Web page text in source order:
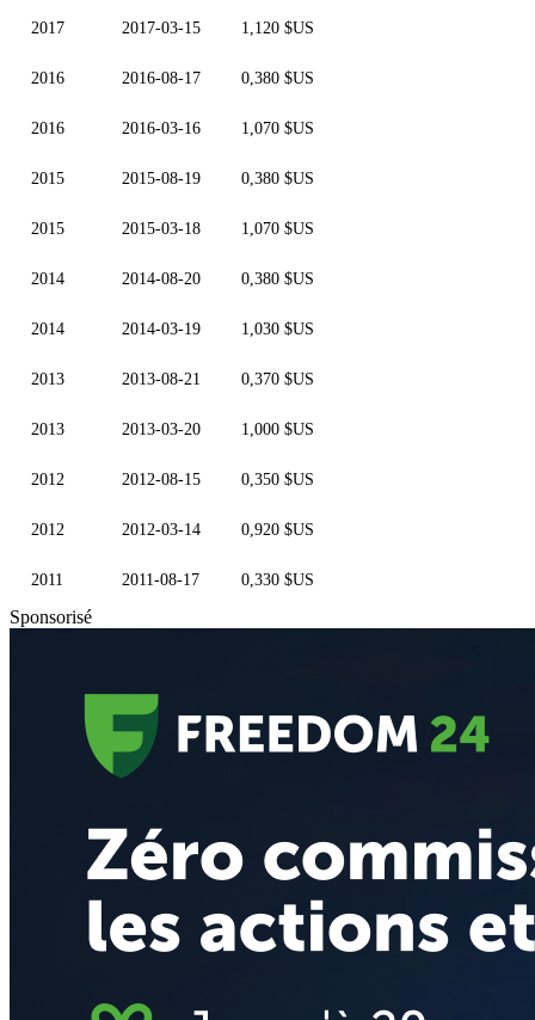
2017 2017-03-15 1,120 $US
2016 2016-08-17 0,380 $US
2016 2016-03-16 1,070 $US
2015 2015-08-19 0,380 $US
2015 2015-03-18 1,070 $US
2014 2014-08-20 0,380 $US
2014 2014-03-19 1,030 $US
2013 2013-08-21 0,370 $US
2013 2013-03-20 1,000 $US
2012 2012-08-15 0,350 $US
2012 2012-03-14 0,920 $US
2011 2011-08-17 0,330 $US
Sponsorisé